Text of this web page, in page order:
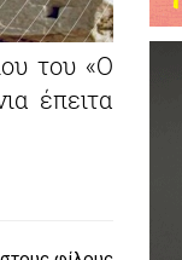
του «Ο
έπειτα